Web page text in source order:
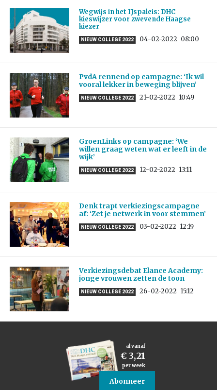
Wegwijs in het IJspaleis: DHC
kieswijzer voor zwevende Haagse
kiezer
NIEUW COLLEGE 2022 04-02-2022 08:00
PvdA rennend op campagne: ‘Ik wil
vooral lekker in beweging blijven’
NIEUW COLLEGE 2022 21-02-2022 10:49
GroenLinks op campagne: ‘We
willen graag weten wat er leeft in de
wijk’
NIEUW COLLEGE 2022 12-02-2022 13:11
Denk trapt verkiezingscampagne
af: ‘Zet je netwerk in voor stemmen’
NIEUW COLLEGE 2022 03-02-2022 12:19
Verkiezingsdebat Elance Academy:
jonge vrouwen zetten de toon
NIEUW COLLEGE 2022 26-02-2022 15:12
al vanaf
€ 3,21
per week
Abonneer